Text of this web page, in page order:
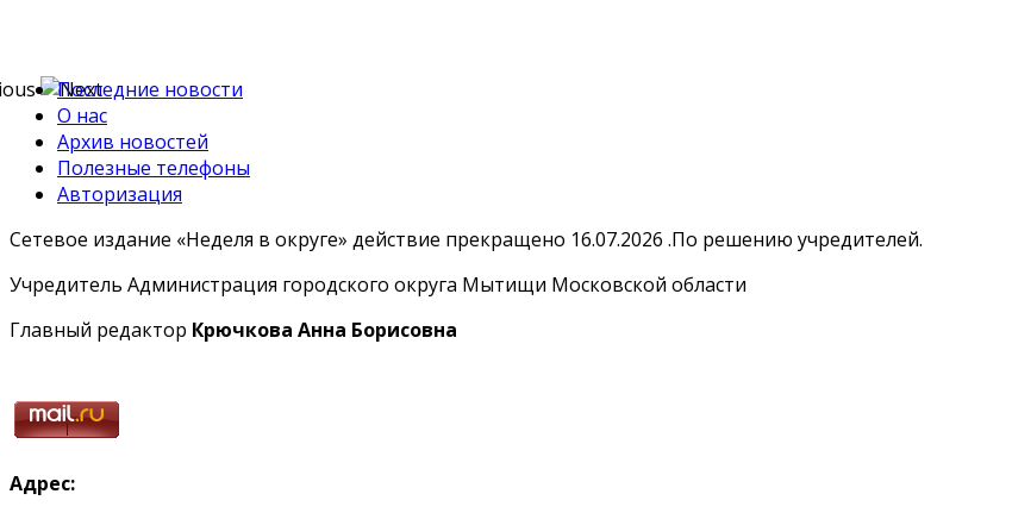
Последние новости
О нас
Архив новостей
Полезные телефоны
Авторизация
Сетевое издание «Неделя в округе» действие прекращено 16.07.2026 .По решению учредителей.
Учредитель Администрация городского округа Мытищи Московской области
Главный редактор Крючкова Анна Борисовна
Адрес: